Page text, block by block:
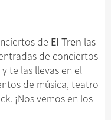
de El Tren las
de conciertos
te las llevas en el
de música, teatro
¡Nos vemos en los